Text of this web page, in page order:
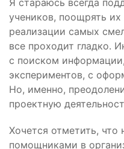
Я стараюсь всегда
учеников, поощрять
реализации самых
все проходит гладко.
с поиском
экспериментов, с
Но, именно,
проектную
Хочется отметить,
помощниками в